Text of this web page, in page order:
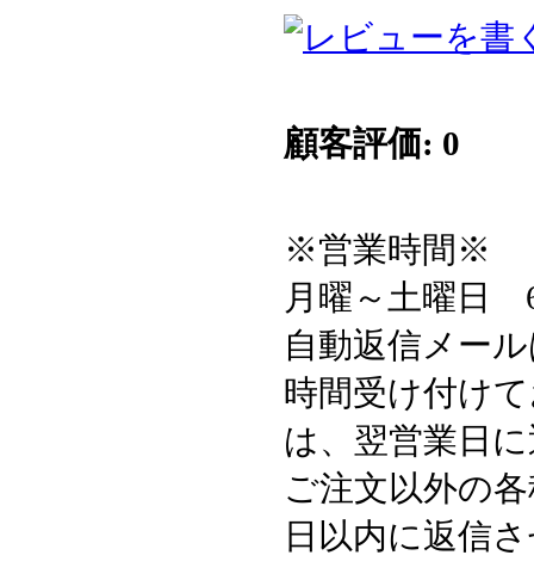
顧客評価: 0
※営業時間※
月曜～土曜日
自動返信メー
時間受け付け
は、翌営業日
ご注文以外の
日以内に返信